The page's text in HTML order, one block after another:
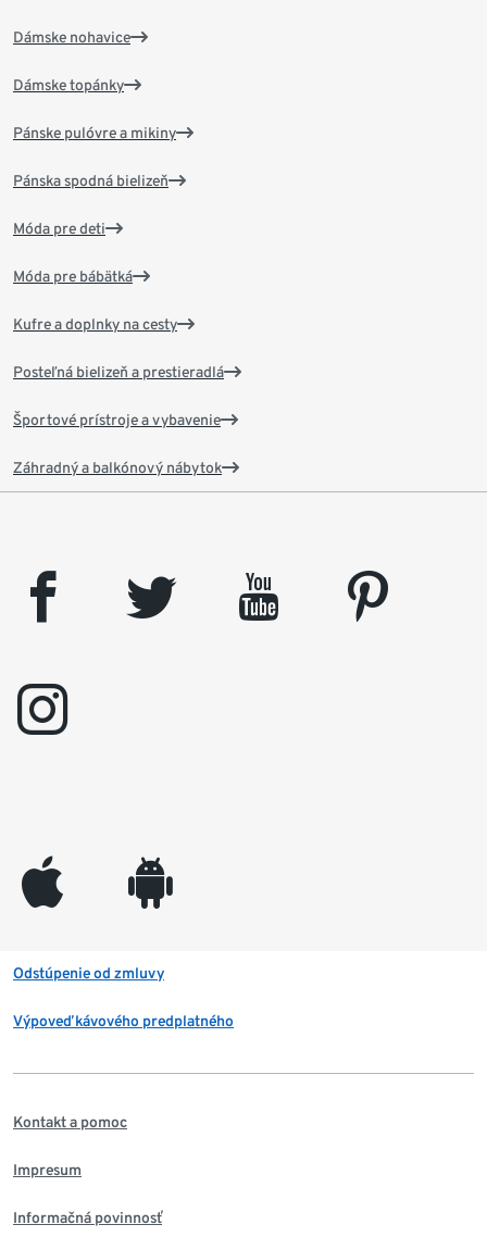
Dámske nohavice
Dámske topánky
Pánske pulóvre a mikiny
Pánska spodná bielizeň
Móda pre deti
Móda pre bábätká
Kufre a doplnky na cesty
Posteľná bielizeň a prestieradlá
Športové prístroje a vybavenie
Záhradný a balkónový nábytok
facebook twitter youtube
pinterest
instagram
appleinc android
Odstúpenie od zmluvy
Výpoveď kávového predplatného
Kontakt a pomoc
Impresum
Informačná povinnosť